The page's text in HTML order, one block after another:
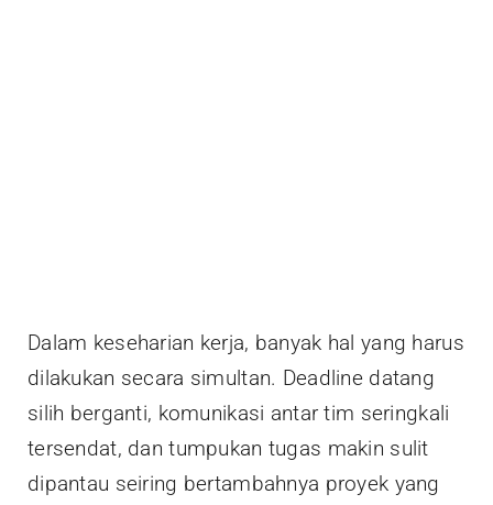
Dalam keseharian kerja, banyak hal yang harus
dilakukan secara simultan. Deadline datang
silih berganti, komunikasi antar tim seringkali
tersendat, dan tumpukan tugas makin sulit
dipantau seiring bertambahnya proyek yang